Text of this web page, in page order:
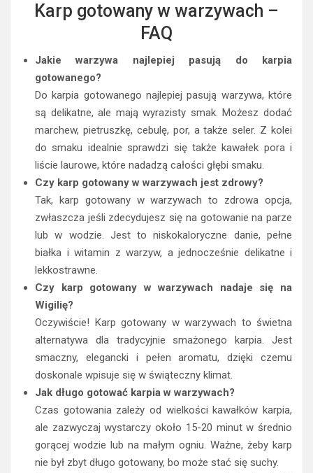
Karp gotowany w warzywach –
FAQ
Jakie warzywa najlepiej pasują do karpia
gotowanego?
Do karpia gotowanego najlepiej pasują warzywa, które
są delikatne, ale mają wyrazisty smak. Możesz dodać
marchew, pietruszkę, cebulę, por, a także seler. Z kolei
do smaku idealnie sprawdzi się także kawałek pora i
liście laurowe, które nadadzą całości głębi smaku.
Czy karp gotowany w warzywach jest zdrowy?
Tak, karp gotowany w warzywach to zdrowa opcja,
zwłaszcza jeśli zdecydujesz się na gotowanie na parze
lub w wodzie. Jest to niskokaloryczne danie, pełne
białka i witamin z warzyw, a jednocześnie delikatne i
lekkostrawne.
Czy karp gotowany w warzywach nadaje się na
Wigilię?
Oczywiście! Karp gotowany w warzywach to świetna
alternatywa dla tradycyjnie smażonego karpia. Jest
smaczny, elegancki i pełen aromatu, dzięki czemu
doskonale wpisuje się w świąteczny klimat.
Jak długo gotować karpia w warzywach?
Czas gotowania zależy od wielkości kawałków karpia,
ale zazwyczaj wystarczy około 15-20 minut w średnio
gorącej wodzie lub na małym ogniu. Ważne, żeby karp
nie był zbyt długo gotowany, bo może stać się suchy.